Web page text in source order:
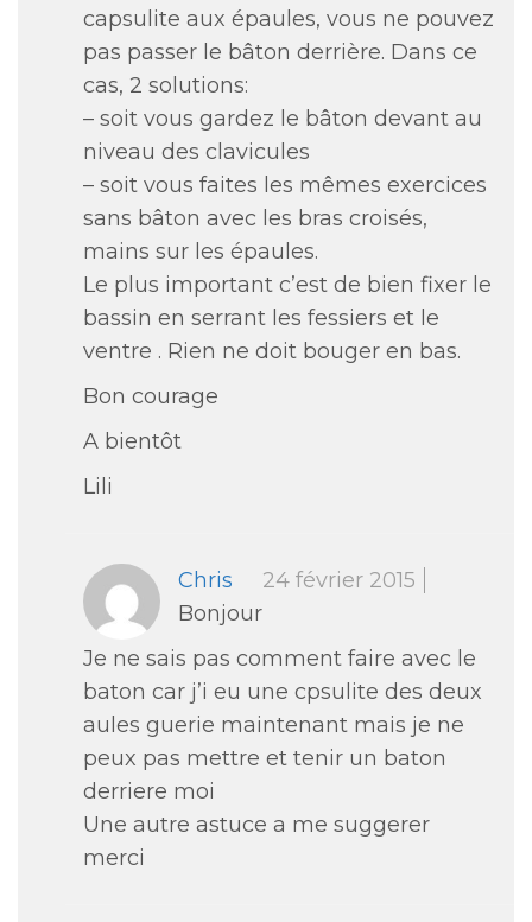
capsulite aux épaules, vous ne pouvez
pas passer le bâton derrière. Dans ce
cas, 2 solutions:
– soit vous gardez le bâton devant au
niveau des clavicules
– soit vous faites les mêmes exercices
sans bâton avec les bras croisés,
mains sur les épaules.
Le plus important c’est de bien fixer le
bassin en serrant les fessiers et le
ventre . Rien ne doit bouger en bas.
Bon courage
A bientôt
Lili
Chris
24 février 2015
Bonjour
Je ne sais pas comment faire avec le
baton car j’i eu une cpsulite des deux
aules guerie maintenant mais je ne
peux pas mettre et tenir un baton
derriere moi
Une autre astuce a me suggerer
merci